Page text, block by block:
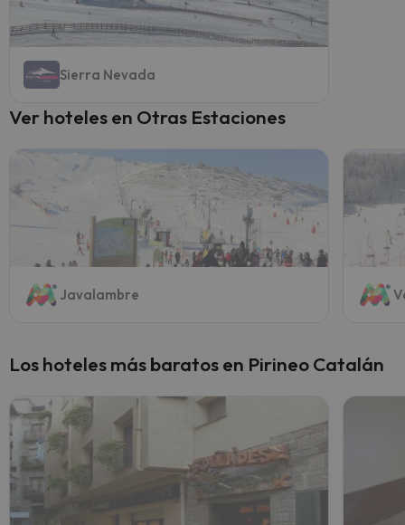
Sierra Nevada
Ver hoteles en Otras Estaciones
Javalambre
Los hoteles más baratos en Pirineo Catalán